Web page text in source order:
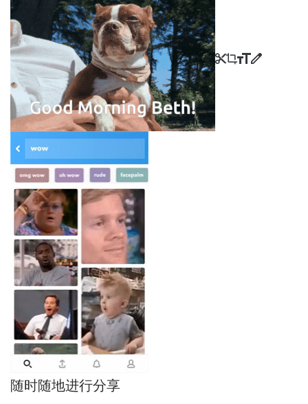
随时随地进行分享